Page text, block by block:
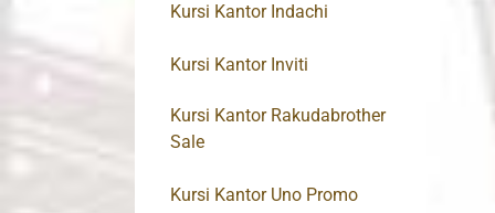
Kursi Kantor Indachi
Kursi Kantor Inviti
Kursi Kantor Rakudabrother
Sale
Kursi Kantor Uno Promo